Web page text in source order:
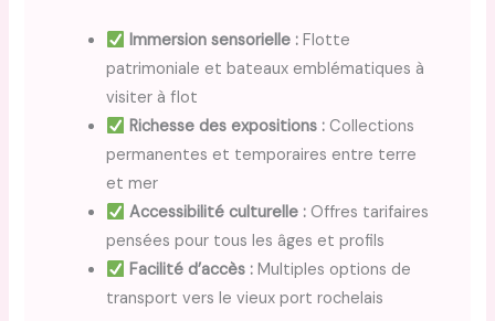
Immersion sensorielle :Flotte
patrimoniale et bateaux emblématiques à
visiter à flot
Richesse des expositions :Collections
permanentes et temporaires entre terre
et mer
Accessibilité culturelle :Offres tarifaires
pensées pour tous les âges et profils
Facilité d’accès :Multiples options de
transport vers le vieux port rochelais